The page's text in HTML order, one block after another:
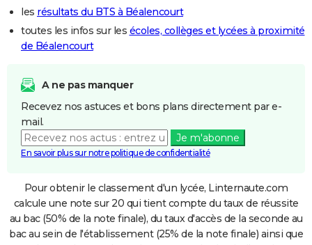
les résultats du BTS à Béalencourt
toutes les infos sur les écoles, collèges et lycées à proximité
de Béalencourt
A ne pas manquer
Recevez nos astuces et bons plans directement par e-
mail.
Je m'abonne
En savoir plus sur notre politique de confidentialité
Pour obtenir le classement d'un lycée, Linternaute.com
calcule une note sur 20 qui tient compte du taux de réussite
au bac (50% de la note finale), du taux d'accès de la seconde au
bac au sein de l'établissement (25% de la note finale) ainsi que